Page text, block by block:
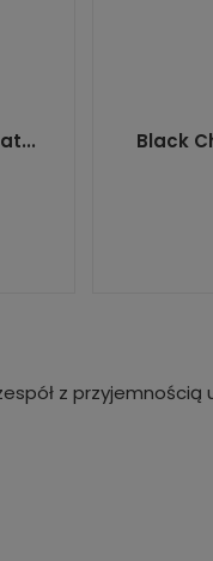
Black
z przyjemnością